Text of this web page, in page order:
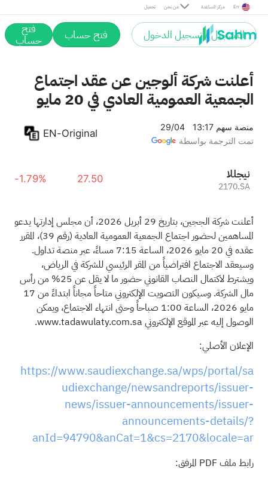
تحميل من نحن مركز المساعدة En
التسجيل / تسجيل الدخول فتح حساب فتح
حساب
أعلنت شركة ألوجين عن عقد اجتماع
الجمعية العمومية العادي في 20 مايو
منصة سهم 13:17 29/04
تمت الترجمة بواسطة
EN-Original
اللجين
2170.SA
27.50
-1.79%
أعلنت شركة الججين، بتاريخ 29 أبريل 2026، أن مجلس إدارتها يدعو
المساهمين لحضور اجتماع الجمعية العمومية العادية (رقم 39)، المقرر
عقده في 20 مايو 2026، الساعة 7:15 مساءً، عبر منصة تداول.
وسيعقد الاجتماع افتراضياً من المقر الرئيسي للشركة في الرياض،
ويشترط لاكتمال النصاب القانوني حضور ما لا يقل عن 25% من رأس
مال الشركة. وسيكون التصويت الإلكتروني متاحاً مجاناً ابتداءً من 17
مايو 2026، الساعة 1:00 صباحاً وحتى انتهاء الاجتماع، ويمكن
الوصول إليه عبر الموقع الإلكتروني www.tadawulaty.com.sa.
الإعلان الأصلي:
https://www.saudiexchange.sa/wps/portal/sa
udiexchange/newsandreports/issuer-
news/issuer-announcements/issuer-
announcements-details/?
anId=94790&anCat=1&cs=2170&locale=ar
رابط ملف PDF المرفق: